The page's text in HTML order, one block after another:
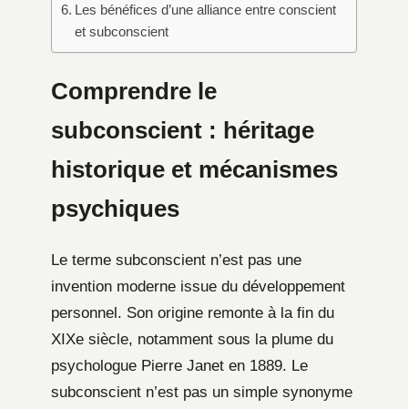
Les bénéfices d’une alliance entre conscient
et subconscient
Comprendre le
subconscient : héritage
historique et mécanismes
psychiques
Le terme subconscient n’est pas une
invention moderne issue du développement
personnel. Son origine remonte à la fin du
XIXe siècle, notamment sous la plume du
psychologue Pierre Janet en 1889. Le
subconscient n’est pas un simple synonyme